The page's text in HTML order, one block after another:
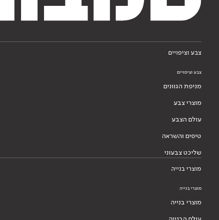
צבע וציפויים
צבע וציפויים
מניפת הגוונים
מוצרי צבע
עולם הצבע
טיפים והשראה
שליכט צבעוני
מוצרי בנייה
מוצרי בנייה
מוצרי בנייה
עולם הבנייה